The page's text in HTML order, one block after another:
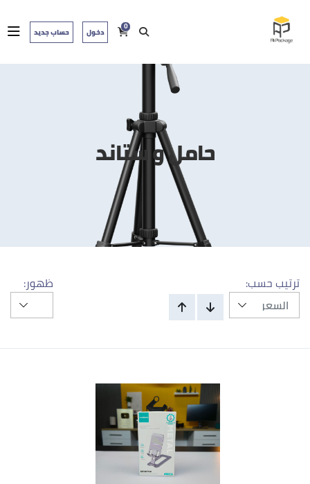
0 دخول حساب جديد
حامل و ستاند
ترتيب حسب: ظهور: